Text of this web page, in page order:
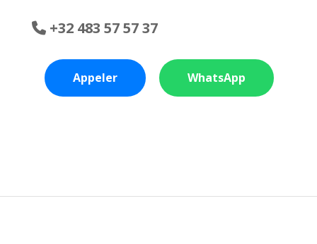
+32 483 57 57 37
Appeler WhatsApp